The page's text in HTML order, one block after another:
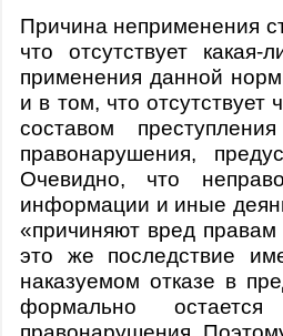
Причина неприменения
что отсутствует какая-
применения данной
и в том, что
составом
правонарушения,
Очевидно, что
информации и иные
«причиняют вред
это же последствие
наказуемом отказе в
формально